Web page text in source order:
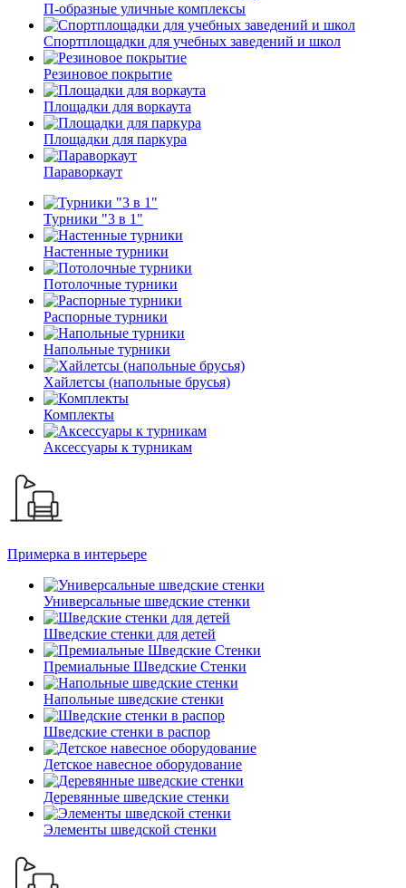
П-образные уличные комплексы
Спортплощадки для учебных заведений и школ
Резиновое покрытие
Площадки для воркаута
Площадки для паркура
Параворкаут
Турники "3 в 1"
Настенные турники
Потолочные турники
Распорные турники
Напольные турники
Хайлетсы (напольные брусья)
Комплекты
Аксессуары к турникам
Примерка в интерьере
Универсальные шведские стенки
Шведские стенки для детей
Премиальные Шведские Стенки
Напольные шведские стенки
Шведские стенки в распор
Детское навесное оборудование
Деревянные шведские стенки
Элементы шведской стенки